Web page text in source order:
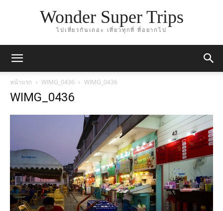
Wonder Super Trips
ไปเที่ยวกันเถอะ เที่ยวทุกที่ ที่อยากไป
หน้าแรก WIMG_0436 WIMG_0436
WIMG_0436